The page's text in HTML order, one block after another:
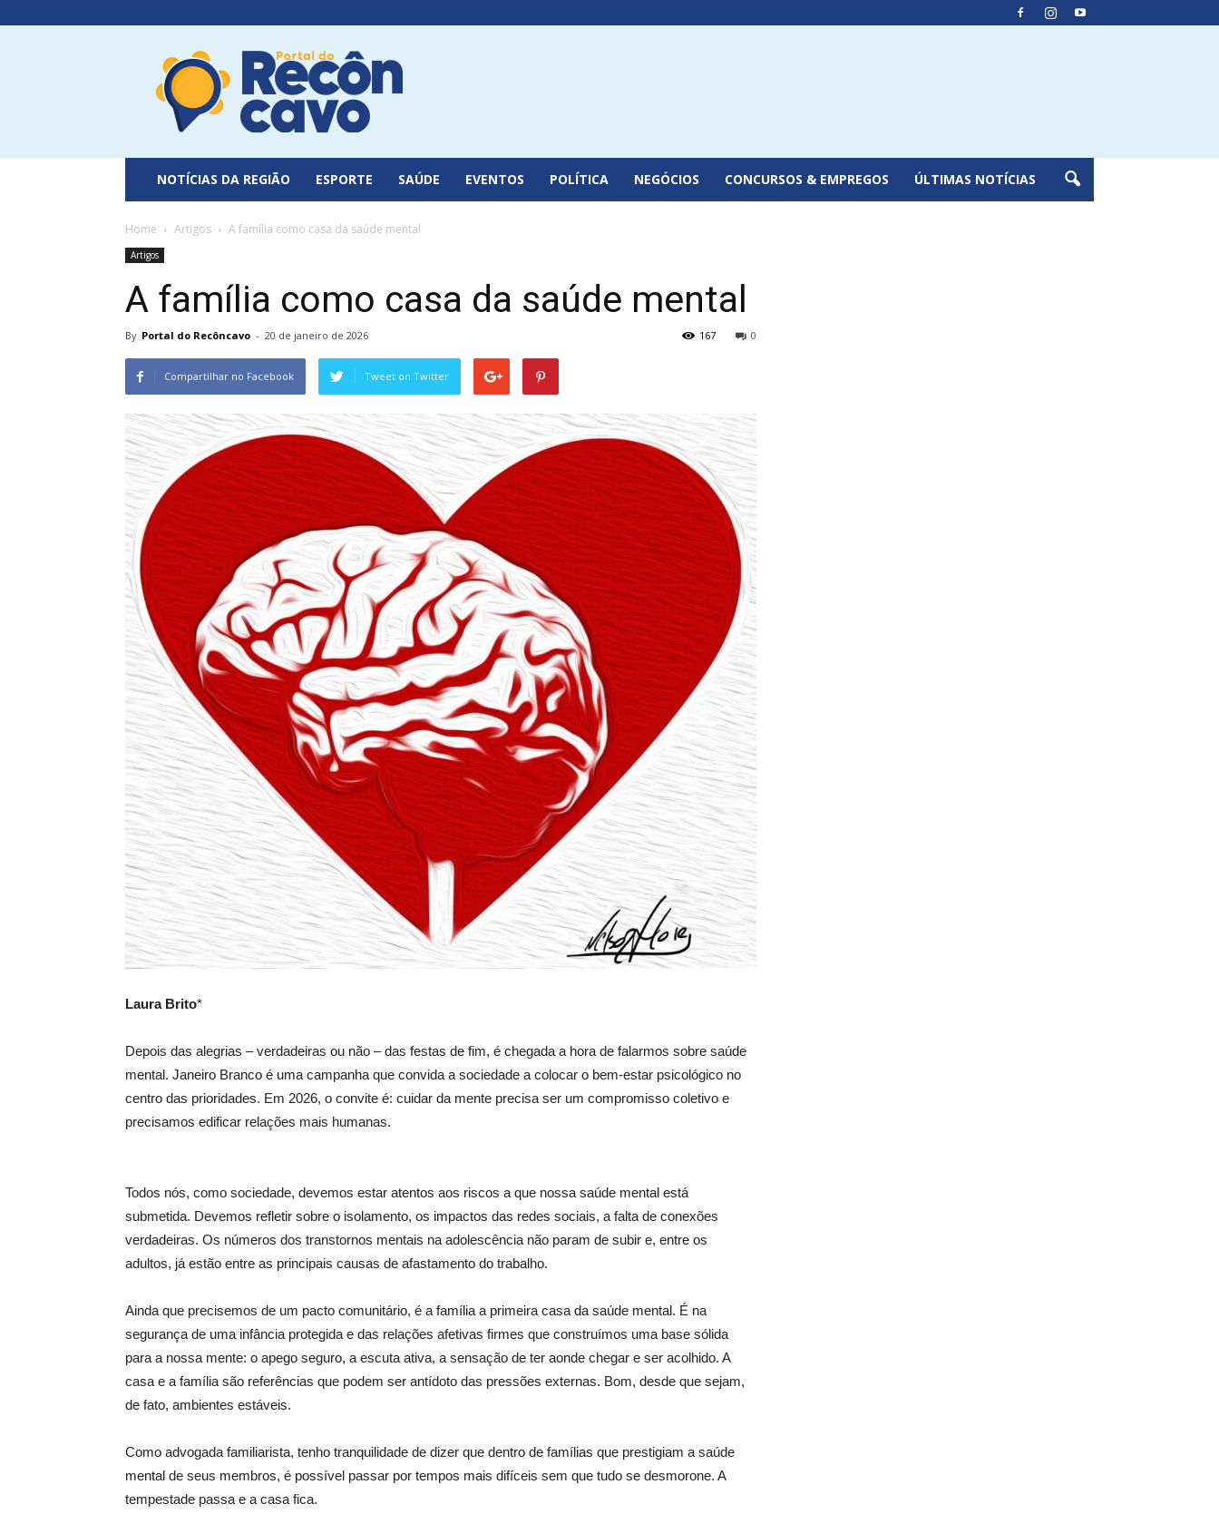
Portal
do
Recôncavo
NOTÍCIAS DA REGIÃO ESPORTE SAÚDE EVENTOS POLÍTICA NEGÓCIOS CONCURSOS & EMPREGOS ÚLTIMAS NOTÍCIAS
Home Artigos A família como casa da saúde mental
Artigos
A família como casa da saúde mental
By Portal do Recôncavo - 20 de janeiro de 2026 0
167
Compartilhar no Facebook Tweet on Twitter
Laura Brito*
Depois das alegrias – verdadeiras ou não – das festas de fim, é chegada a hora de falarmos sobre saúde
mental. Janeiro Branco é uma campanha que convida a sociedade a colocar o bem-estar psicológico no
centro das prioridades. Em 2026, o convite é: cuidar da mente precisa ser um compromisso coletivo e
precisamos edificar relações mais humanas.
Todos nós, como sociedade, devemos estar atentos aos riscos a que nossa saúde mental está
submetida. Devemos refletir sobre o isolamento, os impactos das redes sociais, a falta de conexões
verdadeiras. Os números dos transtornos mentais na adolescência não param de subir e, entre os
adultos, já estão entre as principais causas de afastamento do trabalho.
Ainda que precisemos de um pacto comunitário, é a família a primeira casa da saúde mental. É na
segurança de uma infância protegida e das relações afetivas firmes que construímos uma base sólida
para a nossa mente: o apego seguro, a escuta ativa, a sensação de ter aonde chegar e ser acolhido. A
casa e a família são referências que podem ser antídoto das pressões externas. Bom, desde que sejam,
de fato, ambientes estáveis.
Como advogada familiarista, tenho tranquilidade de dizer que dentro de famílias que prestigiam a saúde
mental de seus membros, é possível passar por tempos mais difíceis sem que tudo se desmorone. A
tempestade passa e a casa fica.